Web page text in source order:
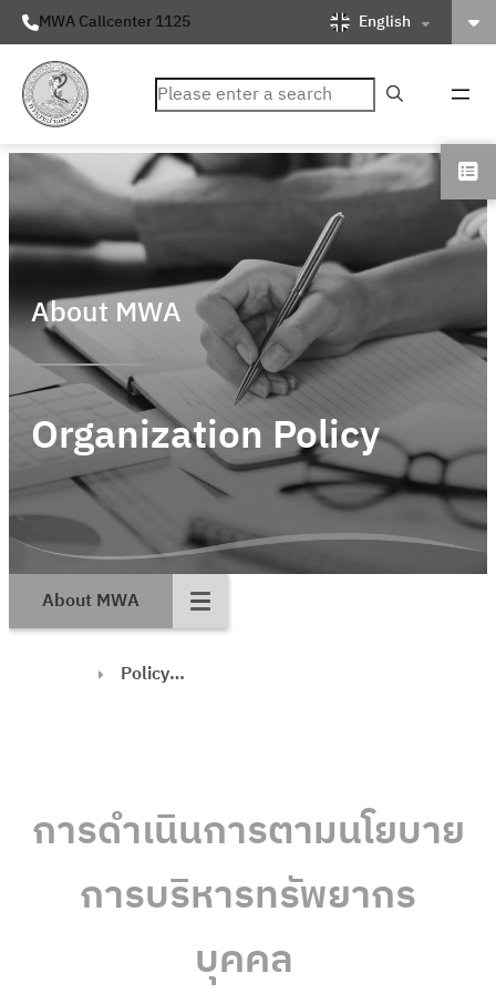
MWA Callcenter 1125 English
ค้นหา
About MWA
Organization Policy
About MWA
Policy
การดำเนินการตามนโยบาย
การบริหารทรัพยากร
บุคคล